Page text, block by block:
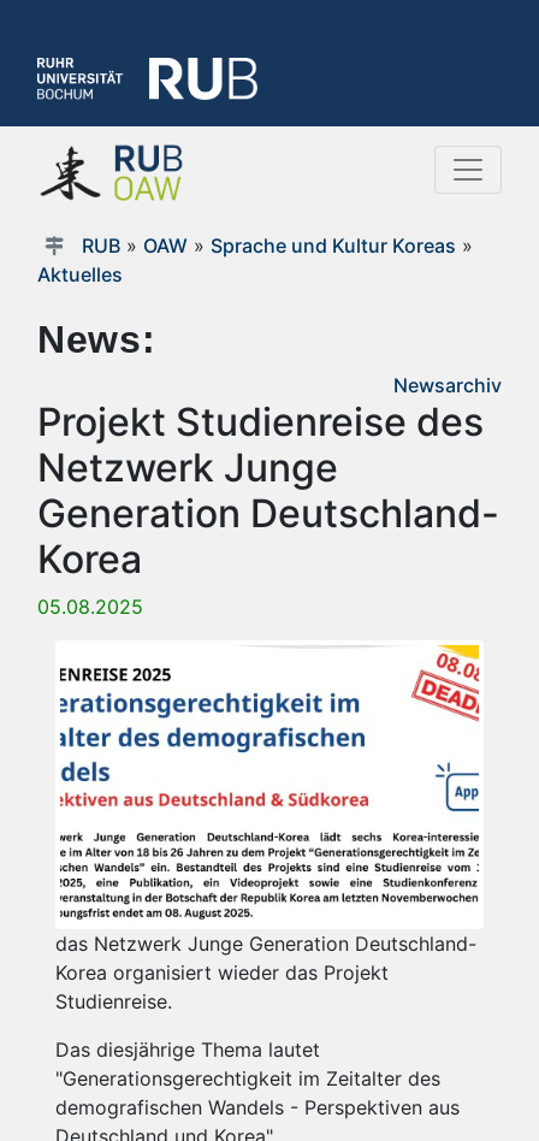
RUB» OAW» Sprache und Kultur Koreas »
Aktuelles
News:
Newsarchiv
Projekt Studienreise des
Netzwerk Junge
Generation Deutschland-
Korea
05.08.2025
das Netzwerk Junge Generation Deutschland-
Korea organisiert wieder das Projekt
Studienreise.
Das diesjährige Thema lautet
"Generationsgerechtigkeit im Zeitalter des
demografischen Wandels - Perspektiven aus
Deutschland und Korea".